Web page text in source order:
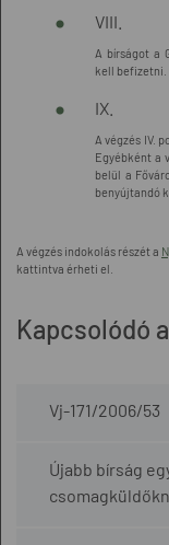
VIII.
A bírságot a
kell befizetni.
IX.
A végzés IV.
Egyébként a
belül a
benyújtandó
A végzés indokolás részét a
kattintva érheti el.
Kapcsolódó
Vj-171/2006/53
Újabb bírság